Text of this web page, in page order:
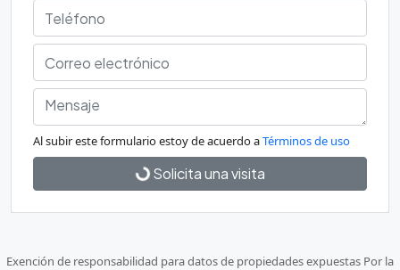
Al subir este formulario estoy de acuerdo aTérminos de uso
Solicita una visita
Exención de responsabilidad para datos de propiedades expuestas Por la